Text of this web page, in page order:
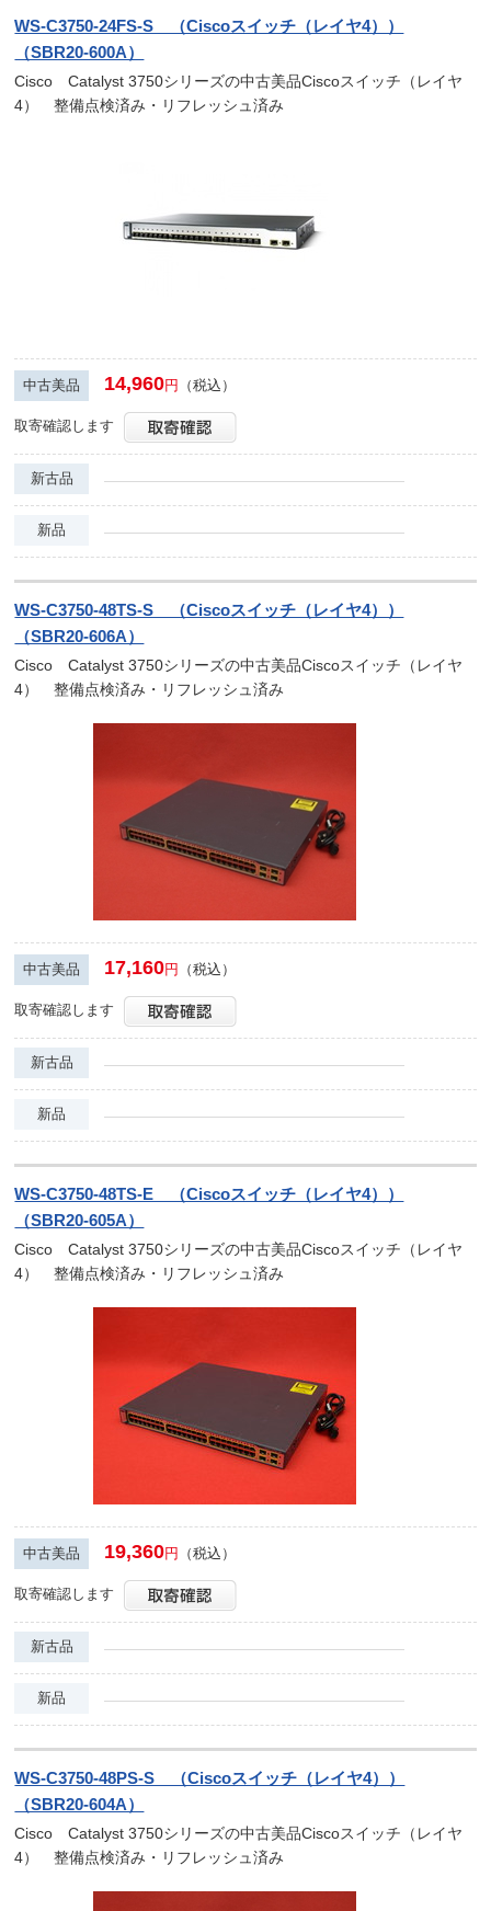
WS-C3750-24FS-S （Ciscoスイッチ（レイヤ4））
（SBR20-600A）
Cisco Catalyst 3750シリーズの中古美品Ciscoスイッチ（レイヤ
4） 整備点検済み・リフレッシュ済み
中古美品 14,960円 （税込）
取寄確認します
新古品
新品
WS-C3750-48TS-S （Ciscoスイッチ（レイヤ4））
（SBR20-606A）
Cisco Catalyst 3750シリーズの中古美品Ciscoスイッチ（レイヤ
4） 整備点検済み・リフレッシュ済み
中古美品 17,160円 （税込）
取寄確認します
新古品
新品
WS-C3750-48TS-E （Ciscoスイッチ（レイヤ4））
（SBR20-605A）
Cisco Catalyst 3750シリーズの中古美品Ciscoスイッチ（レイヤ
4） 整備点検済み・リフレッシュ済み
中古美品 19,360円 （税込）
取寄確認します
新古品
新品
WS-C3750-48PS-S （Ciscoスイッチ（レイヤ4））
（SBR20-604A）
Cisco Catalyst 3750シリーズの中古美品Ciscoスイッチ（レイヤ
4） 整備点検済み・リフレッシュ済み